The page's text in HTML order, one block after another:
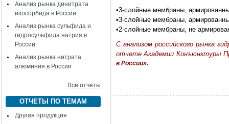
Анализ рынка динитрата
изосорбида в России
Анализ рынка сульфида и
гидросульфида натрия в
России
Анализ рынка нитрата
алюминия в России
Все отчеты
ОТЧЕТЫ ПО ТЕМАМ
Другая продукция
•3-слойные мембраны,
•3-слойные мембраны,
•2-слойные мембраны, не
C анализом российского рынка
отчете Академии Конъюнктуры
в России».